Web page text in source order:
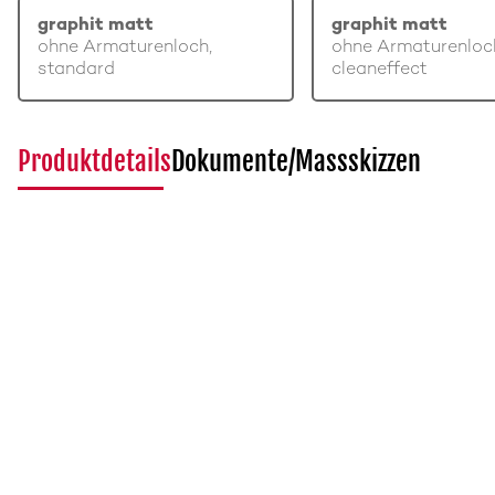
graphit matt
ohne Armaturenloch,
standard
graphit matt
ohne
cleaneffect
ProduktdetailsDokumente/Massskizzen